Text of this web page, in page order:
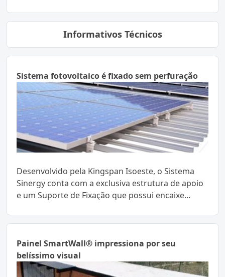
Informativos Técnicos
Sistema fotovoltaico é fixado sem perfuração
Desenvolvido pela Kingspan Isoeste, o Sistema
Sinergy conta com a exclusiva estrutura de apoio
e um Suporte de Fixação que possui encaixe...
Painel SmartWall® impressiona por seu
belíssimo visual